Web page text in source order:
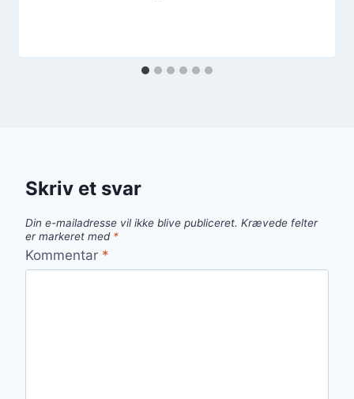
Skriv et svar
Din e-mailadresse vil ikke blive publiceret. Krævede felter
er markeret med *
Kommentar *